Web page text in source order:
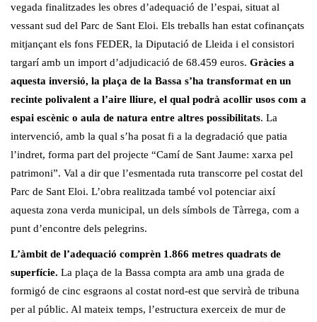
vegada finalitzades les obres d’adequació de l’espai, situat al
vessant sud del Parc de Sant Eloi. Els treballs han estat cofinançats
mitjançant els fons FEDER, la Diputació de Lleida i el consistori
targarí amb un import d’adjudicació de 68.459 euros. Gràcies a
aquesta inversió, la plaça de la Bassa s’ha transformat en un
recinte polivalent a l’aire lliure, el qual podrà acollir usos com a
espai escènic o aula de natura entre altres possibilitats. La
intervenció, amb la qual s’ha posat fi a la degradació que patia
l’indret, forma part del projecte “Camí de Sant Jaume: xarxa pel
patrimoni”. Val a dir que l’esmentada ruta transcorre pel costat del
Parc de Sant Eloi. L’obra realitzada també vol potenciar així
aquesta zona verda municipal, un dels símbols de Tàrrega, com a
punt d’encontre dels pelegrins.
L’àmbit de l’adequació comprèn 1.866 metres quadrats de
superfície. La plaça de la Bassa compta ara amb una grada de
formigó de cinc esgraons al costat nord-est que servirà de tribuna
per al públic. Al mateix temps, l’estructura exerceix de mur de